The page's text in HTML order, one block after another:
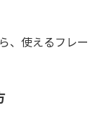
、使えるフレー